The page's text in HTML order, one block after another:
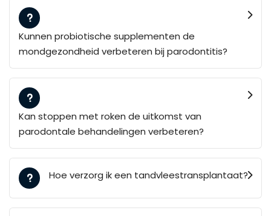
Kunnen probiotische supplementen de
mondgezondheid verbeteren bij parodontitis?
Kan stoppen met roken de uitkomst van
parodontale behandelingen verbeteren?
Hoe verzorg ik een tandvleestransplantaat?